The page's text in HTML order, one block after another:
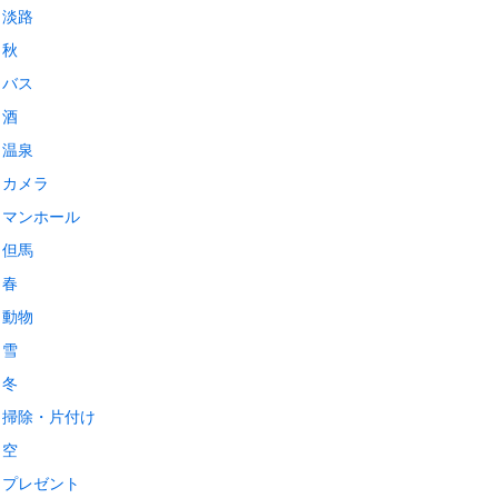
淡路
秋
バス
酒
温泉
カメラ
マンホール
但馬
春
動物
雪
冬
掃除・片付け
空
プレゼント